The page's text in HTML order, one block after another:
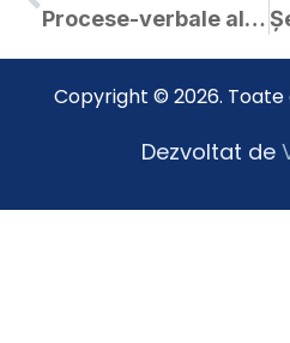
Procese-verbale ale ședințelor C.L. Curtici din anul 2019
Copyright © 2026.
Dezvoltat de